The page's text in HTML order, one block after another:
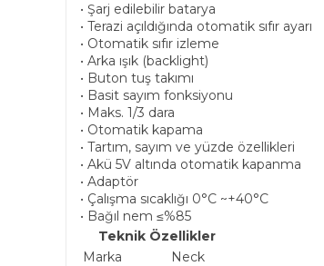
• Şarj edilebilir batarya
• Terazi açıldığında otomatik sıfır ayarı
• Otomatik sıfır izleme
• Arka ışık (backlight)
• Buton tuş takımı
• Basit sayım fonksiyonu
• Maks. 1/3 dara
• Otomatik kapama
• Tartım, sayım ve yüzde özellikleri
• Akü 5V altında otomatik kapanma
• Adaptör
• Çalışma sıcaklığı 0°C ~+40°C
• Bağıl nem ≤%85
Teknik Özellikler
Marka
Neck